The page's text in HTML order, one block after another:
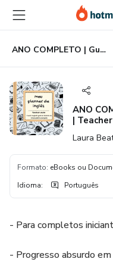
para
conteúdo
principal
para
pagamento
para
rodapé
ANO COMPLETO | Guia de Estudos Inglês | Teacher Laura
ANO
|
Laura
Formato: eBooks ou
Idioma: Português
- Para completos
- Progresso absurdo